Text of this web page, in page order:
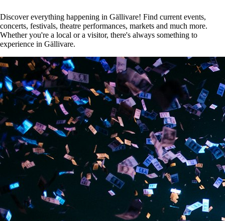
Discover everything happening in Gällivare! Find current events,
concerts, festivals, theatre performances, markets and much more.
Whether you're a local or a visitor, there's always something to
experience in Gällivare.